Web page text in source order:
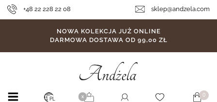
+48 22 228 22 08 sklep@andzela.com
NOWA KOLEKCJA JUŻ ONLINE
DARMOWA DOSTAWA OD 99,00 ZŁ
PL X 0